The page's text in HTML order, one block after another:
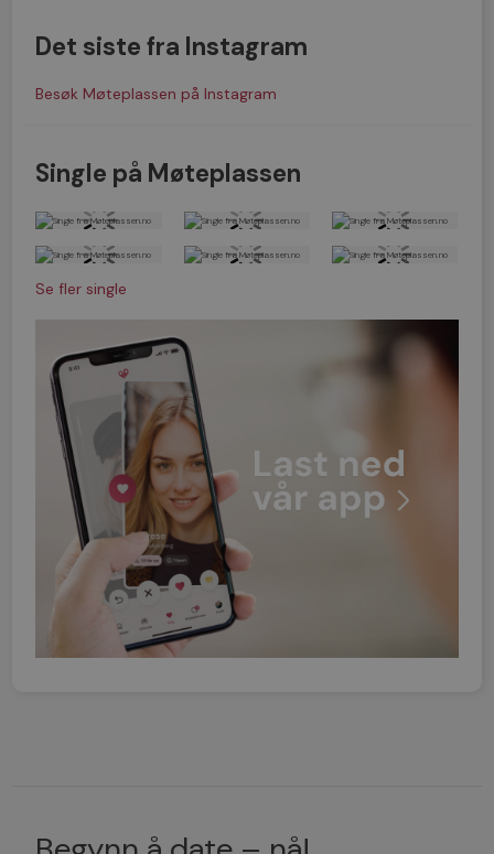
Det siste fra Instagram
Besøk Møteplassen på Instagram
Single på Møteplassen
Se fler single